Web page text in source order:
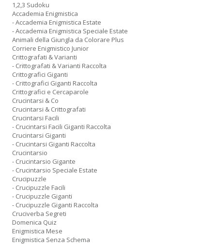
1,2,3 Sudoku
Accademia Enigmistica
- Accademia Enigmistica Estate
- Accademia Enigmistica Speciale Estate
Animali della Giungla da Colorare Plus
Corriere Enigmistico Junior
Crittografati & Varianti
- Crittografati & Varianti Raccolta
Crittografici Giganti
- Crittografici Giganti Raccolta
Crittografici e Cercaparole
Crucintarsi & Co
Crucintarsi & Crittografati
Crucintarsi Facili
- Crucintarsi Facili Giganti Raccolta
Crucintarsi Giganti
- Crucintarsi Giganti Raccolta
Crucintarsio
- Crucintarsio Gigante
- Crucintarsio Speciale Estate
Crucipuzzle
- Crucipuzzle Facili
- Crucipuzzle Giganti
- Crucipuzzle Giganti Raccolta
Cruciverba Segreti
Domenica Quiz
Enigmistica Mese
Enigmistica Senza Schema